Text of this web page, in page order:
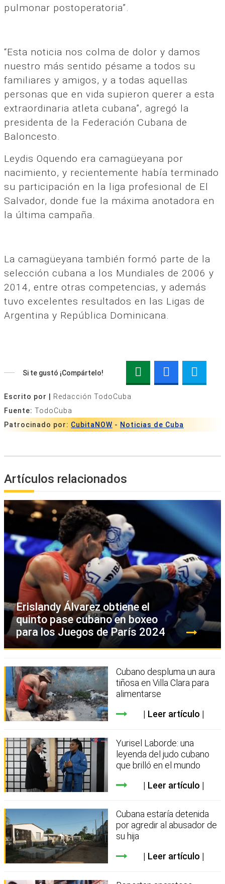
pulmonar postoperatoria”.
“Esta noticia nos colma de dolor y damos
nuestro más sentido pésame a todos su
familiares y amigos, y a todas aquellas
personas que en vida supieron querer a esta
extraordinaria atleta cubana”, agregó la
presidenta de la Federación Cubana de
Baloncesto.
Leydis Oquendo era camagüeyana por
nacimiento, y recientemente había terminado
su participación en la liga profesional de El
Salvador, donde fue la máxima anotadora en
la última campaña.
La camagüeyana también formó parte de la
selección cubana a los Mundiales de 2006 y
2014, entre otras competencias, y además
tuvo excelentes resultados en las Ligas de
Argentina y República Dominicana.
Si te gustó ¡Compártelo!
Escrito por |
Redacción TodoCuba
Fuente: TodoCuba
Patrocinado por: CubitaNOW - Noticias de Cuba
Artículos relacionados
Erislandy Álvarez obtiene el
quinto pase cubano en boxeo
para los Juegos de París 2024
Cubano despluma un aura
tiñosa en Villa Clara para
alimentarse
Leer artículo
Yurisel Laborde: una
leyenda del judo cubano
que brilló en el mundo
Leer artículo
Cubana estaría detenida
por agredir al abusador de
su hija
Leer artículo